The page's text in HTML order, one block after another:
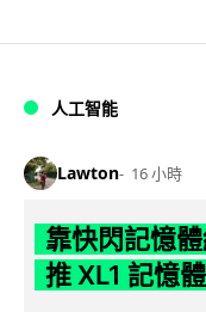
人工智能
Lawton 16 小時
靠快閃記憶
推 XL1 記憶